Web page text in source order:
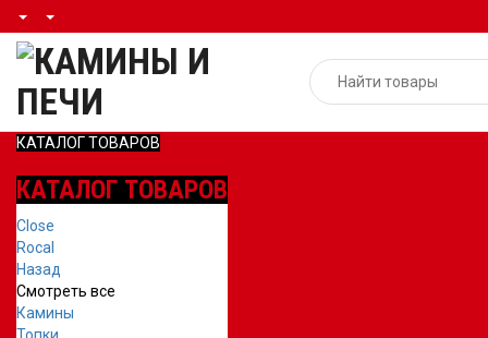
КАТАЛОГ ТОВАРОВ
КАТАЛОГ ТОВАРОВ
Close
Rocal
Назад
Смотреть все
Камины